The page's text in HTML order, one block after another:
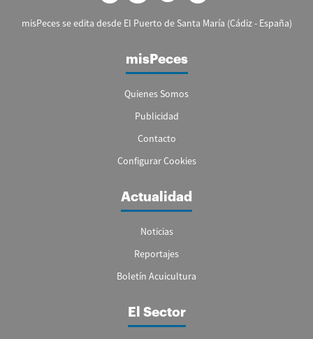
misPeces se edita desde El Puerto de Santa María (Cádiz - España)
misPeces
Quienes Somos
Publicidad
Contacto
Configurar Cookies
Actualidad
Noticias
Reportajes
Boletín Acuicultura
El Sector